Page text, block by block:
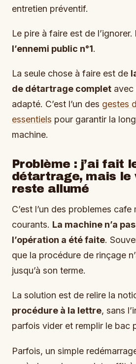
entretien préventif.
Le pire à faire est de l’ignorer.
l’ennemi public n°1.
La seule chose à faire est de
de détartrage complet avec
adapté. C’est l’un des gestes
essentiels pour garantir la
machine.
Problème : j’ai fait
détartrage, mais le
reste allumé
C’est l’un des problemes
courants. La machine n’a
l’opération a été faite.
que la procédure de rinçage
jusqu’à son terme.
La solution est de relire la
procédure à la lettre, sans
parfois vider et remplir le bac
Parfois, un simple